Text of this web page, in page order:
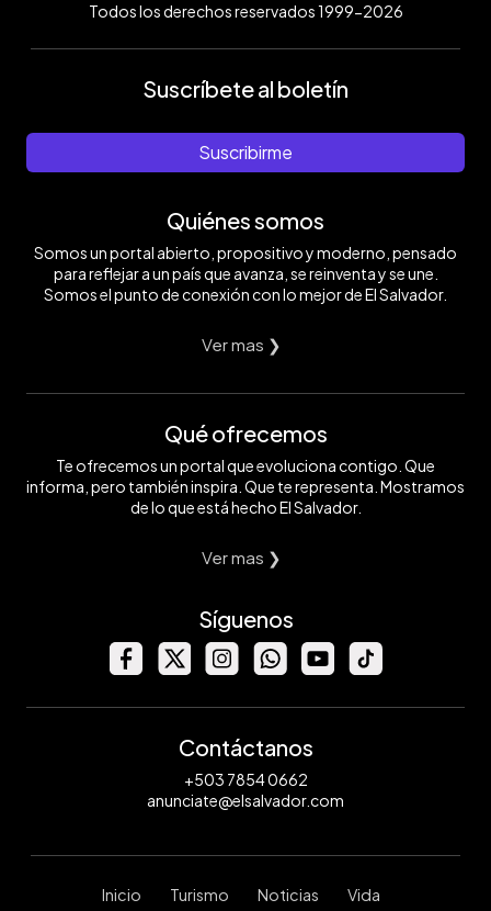
Todos los derechos reservados 1999-2026
Suscríbete al boletín
Suscribirme
Quiénes somos
Somos un portal abierto, propositivo y moderno, pensado
para reflejar a un país que avanza, se reinventa y se une.
Somos el punto de conexión con lo mejor de El Salvador.
Ver mas ❯
Qué ofrecemos
Te ofrecemos un portal que evoluciona contigo. Que
informa, pero también inspira. Que te representa. Mostramos
de lo que está hecho El Salvador.
Ver mas ❯
Síguenos
Contáctanos
+503 7854 0662
anunciate@elsalvador.com
Inicio Turismo Noticias Vida